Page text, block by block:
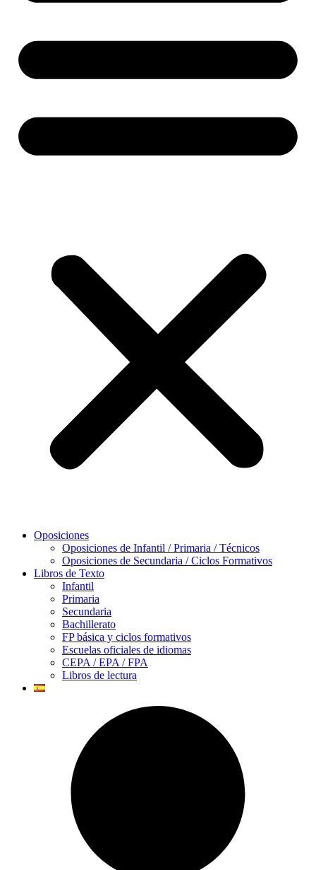
Oposiciones
Oposiciones de Infantil / Primaria / Técnicos
Oposiciones de Secundaria / Ciclos Formativos
Libros de Texto
Infantil
Primaria
Secundaria
Bachillerato
FP básica y ciclos formativos
Escuelas oficiales de idiomas
CEPA / EPA / FPA
Libros de lectura